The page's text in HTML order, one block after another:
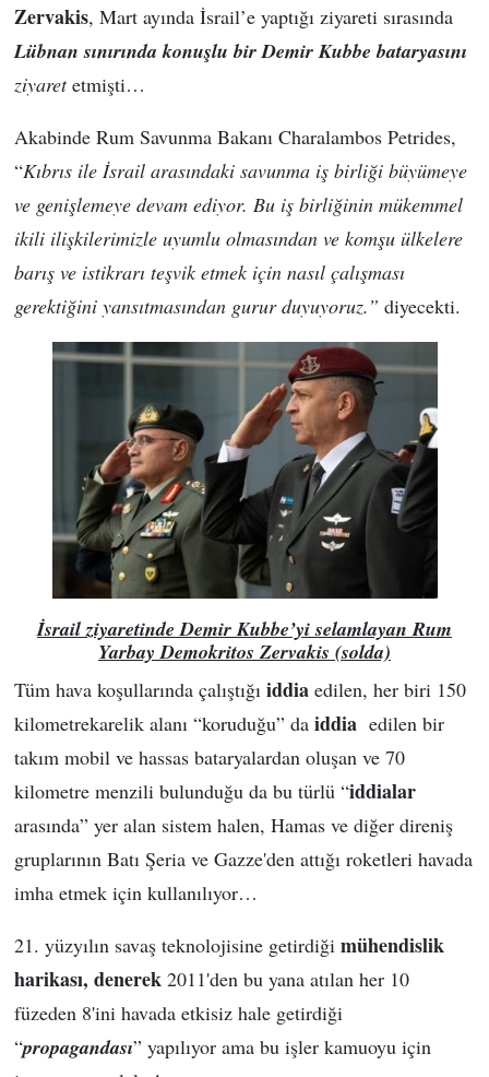
Zervakis, Mart ayında İsrail’e yaptığı ziyareti sırasında
Lübnan sınırında konuşlu bir Demir Kubbe bataryasını
ziyaretetmişti…
Akabinde Rum Savunma Bakanı Charalambos Petrides,
“Kıbrıs ile İsrail arasındaki savunma iş birliği büyümeye
ve genişlemeye devam ediyor. Bu iş birliğinin mükemmel
ikili ilişkilerimizle uyumlu olmasından ve komşu ülkelere
barış ve istikrarı teşvik etmek için nasıl çalışması
gerektiğini yansıtmasından gurur duyuyoruz.” diyecekti.
İsrail ziyaretinde Demir Kubbe’yi selamlayan Rum
Yarbay Demokritos Zervakis (solda)
Tüm hava koşullarında çalıştığı iddiaedilen, her biri 150
kilometrekarelik alanı “koruduğu” da iddiaedilen bir
takım mobil ve hassas bataryalardan oluşan ve 70
kilometre menzili bulunduğu da bu türlü “iddialar
arasında” yer alan sistem halen, Hamas ve diğer direniş
gruplarının Batı Şeria ve Gazze'den attığı roketleri havada
imha etmek için kullanılıyor…
21. yüzyılın savaş teknolojisine getirdiği mühendislik
harikası, denerek2011'den bu yana atılan her 10
füzeden 8'ini havada etkisiz hale getirdiği
“propagandası” yapılıyor ama bu işler kamuoyu için